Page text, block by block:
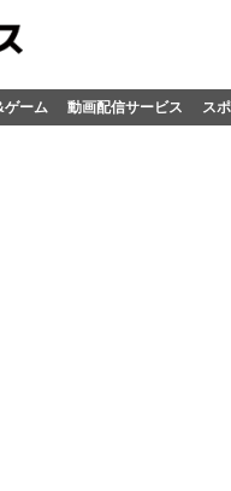
ゲーム 動画配信サービス ス